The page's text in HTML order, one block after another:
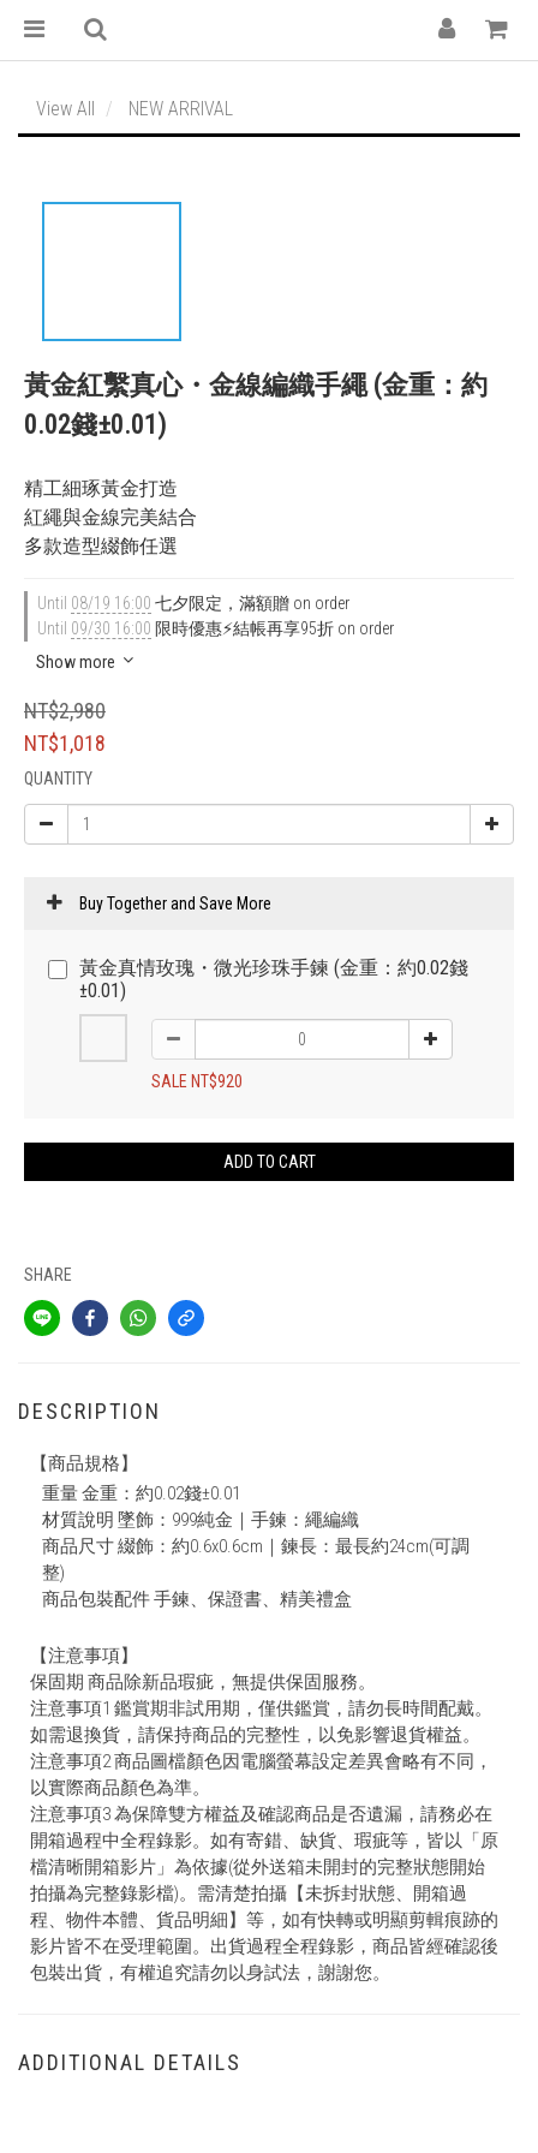
View All NEW ARRIVAL
黃金紅繫真心・金線編織手繩 (金重：約
0.02錢±0.01)
精工細琢黃金打造
紅繩與金線完美結合
多款造型綴飾任選
Until 08/19 16:00 七夕限定，滿額贈 on order
Until 09/30 16:00 限時優惠⚡結帳再享95折 on order
Show more
NT$2,980
NT$1,018
QUANTITY
Buy Together and Save More
黃金真情玫瑰・微光珍珠手鍊 (金重：約0.02錢
±0.01)
SALE NT$920
ADD TO CART
SHARE
DESCRIPTION
【商品規格】
重量 金重：約0.02錢±0.01
材質說明 墜飾：999純金｜手鍊：繩編織
商品尺寸 綴飾：約0.6x0.6cm｜鍊長：最長約24cm(可調
整)
商品包裝配件 手鍊、保證書、精美禮盒
【注意事項】
保固期 商品除新品瑕疵，無提供保固服務。
注意事項1 鑑賞期非試用期，僅供鑑賞，請勿長時間配戴。
如需退換貨，請保持商品的完整性，以免影響退貨權益。
注意事項2 商品圖檔顏色因電腦螢幕設定差異會略有不同，
以實際商品顏色為準。
注意事項3 為保障雙方權益及確認商品是否遺漏，請務必在
開箱過程中全程錄影。如有寄錯、缺貨、瑕疵等，皆以「原
檔清晰開箱影片」為依據(從外送箱未開封的完整狀態開始
拍攝為完整錄影檔)。需清楚拍攝【未拆封狀態、開箱過
程、物件本體、貨品明細】等，如有快轉或明顯剪輯痕跡的
影片皆不在受理範圍。出貨過程全程錄影，商品皆經確認後
包裝出貨，有權追究請勿以身試法，謝謝您。
ADDITIONAL DETAILS